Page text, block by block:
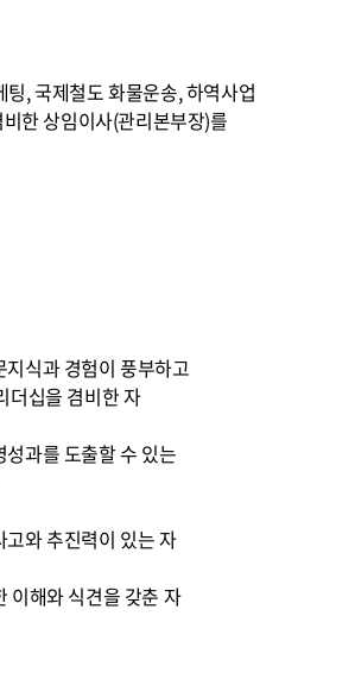
, 국제철도 화물운송, 하역사업
한 상임이사(관리본부장)를
지식과 경험이 풍부하고
더십을 겸비한 자
성과를 도출할 수 있는
고와 추진력이 있는 자
이해와 식견을 갖춘 자